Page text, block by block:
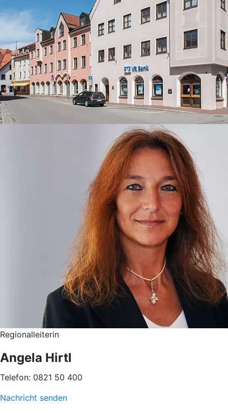
Regionalleiterin
Angela Hirtl
Telefon: 0821 50 400
Nachricht senden